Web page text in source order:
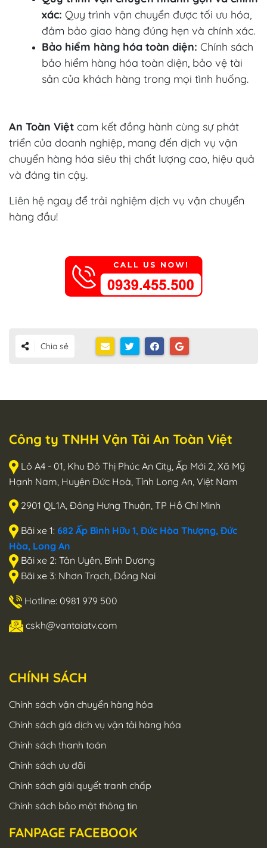
xác: Quy trình vận chuyển được tối ưu hóa,
đảm bảo giao hàng đúng hẹn và chính xác.
Bảo hiểm hàng hóa toàn diện: Chính sách
bảo hiểm hàng hóa toàn diện, bảo vệ tài
sản của khách hàng trong mọi tình huống.
An Toàn Việt cam kết đồng hành cùng sự phát
triển của doanh nghiệp, mang đến dịch vụ vận
chuyển hàng hóa siêu thị chất lượng cao, hiệu quả
và đáng tin cậy.
Liên hệ ngay để trải nghiệm dịch vụ vận chuyển
hàng đầu!
Chia sẻ
Công ty TNHH Vận Tải An Toàn Việt
Lô A4 - 01, Khu Đô Thị Phúc An City, Ấp Mới 2, Xã Mỹ
Hạnh Nam, Huyện Đức Hoà, Tỉnh Long An, Việt Nam
2901 QL1A, Đông Hưng Thuận, TP Hồ Chí Minh
Bãi xe 1: 682 Ấp Bình Hữu 1, Đức Hòa Thượng, Đức
Hòa, Long An
Bãi xe 2: Tân Uyên, Bình Dương
Bãi xe 3: Nhơn Trạch, Đồng Nai
Hotline: 0981 979 500
cskh@vantaiatv.com
CHÍNH SÁCH
Chính sách vận chuyển hàng hóa
Chính sách giá dịch vụ vận tải hàng hóa
Chính sách thanh toán
Chính sách ưu đãi
Chính sách giải quyết tranh chấp
Chính sách bảo mật thông tin
FANPAGE FACEBOOK